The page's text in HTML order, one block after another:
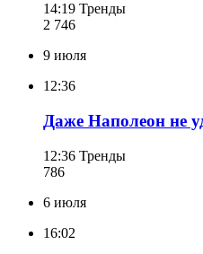
14:19 Тренды
2 746
9 июля
12:36
Даже Наполеон не
12:36 Тренды
786
6 июля
16:02